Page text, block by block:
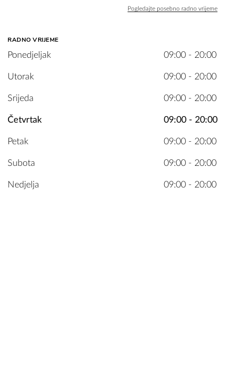
Pogledajte posebno radno vrijeme
RADNO VRIJEME
Ponedjeljak 09:00 - 20:00
Utorak 09:00 - 20:00
Srijeda 09:00 - 20:00
Četvrtak 09:00 - 20:00
Petak 09:00 - 20:00
Subota 09:00 - 20:00
Nedjelja 09:00 - 20:00